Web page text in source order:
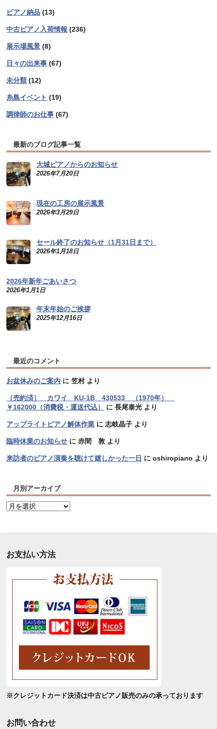
ピアノ納品 (13)
中古ピアノ入荷情報 (236)
展示場風景 (8)
日々の出来事 (67)
未分類 (12)
糸島イベント (19)
調律師のお仕事 (67)
最新のブログ記事一覧
大城ピアノからのお知らせ
2026年7月20日
現在の工房の展示風景
2026年3月29日
セール終了のお知らせ（1月31日まで）
2026年1月18日
2026年新年ごあいさつ
2026年1月1日
年末年始のご挨拶
2025年12月16日
最近のコメント
お盆休みのご案内 に笠村より
［売約済］ カワイ KU-1B 430533 （1970年）
￥162000（消費税・運送代込）
に長尾泰光 より
アップライトピアノ解体作業 に志岐晶子 より
臨時休業のお知らせ に赤間 敦 より
来訪者のピアノ演奏を聴けて嬉しかった一日 にoshiropiano より
月別アーカイブ
月
カ
お支払い方法
※クレジットカード決済は中古ピアノ販売のみの承っております
お問い合わせ